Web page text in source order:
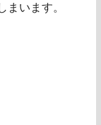
います。